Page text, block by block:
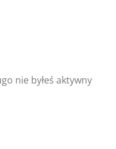
nie byłeś aktywny